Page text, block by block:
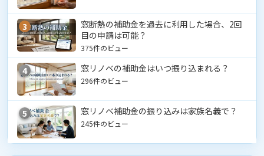
3
窓断熱の補助金を過去に利用した場合、2回
目の申請は可能？
375件のビュー
4 窓リノベの補助金はいつ振り込まれる？
296件のビュー
5 窓リノベ補助金の振り込みは家族名義で？
245件のビュー